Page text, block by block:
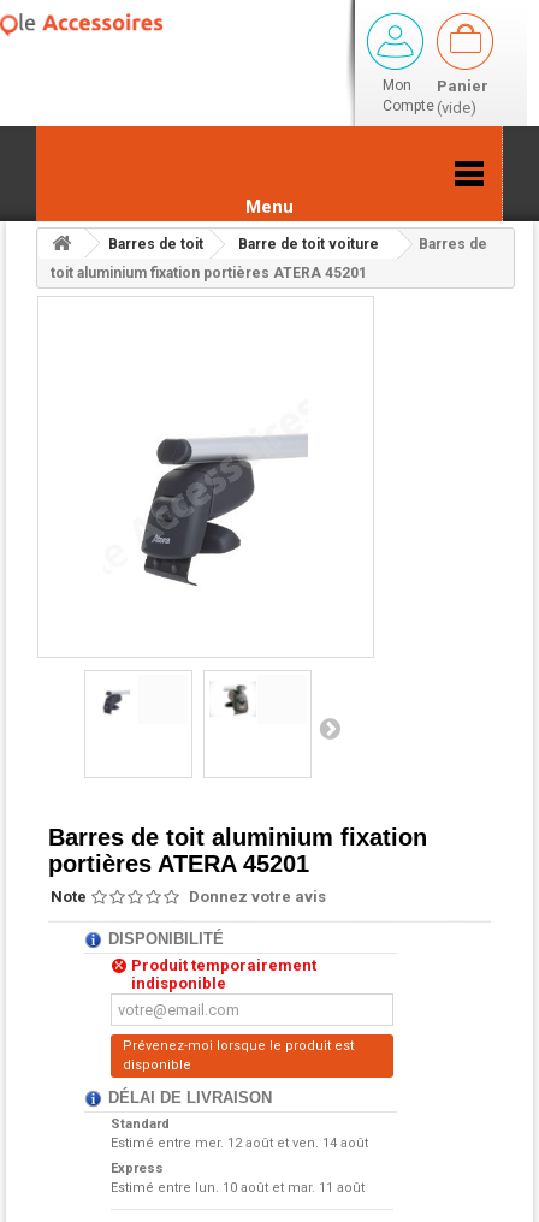
Mon
Compte
Panier
(vide)
Menu
Barres de toit Barre de toit voiture
Barres de
toit aluminium fixation portières ATERA 45201Retour aux résultats
Barres de toit aluminium fixation
portières ATERA 45201
Note Donnez votre avis
DISPONIBILITÉ
Produit temporairement
indisponible
Prévenez-moi lorsque le produit est
disponible
DÉLAI DE LIVRAISON
Standard
Estimé entre mer. 12 août et ven. 14 août
Express
Estimé entre lun. 10 août et mar. 11 août